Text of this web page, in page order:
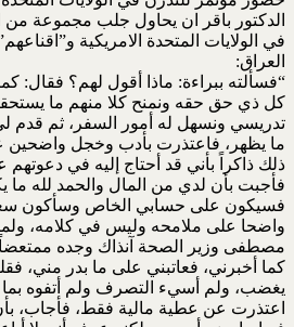
الدكتور باقر ان يحاول جلب مجموعة من
في الولايات المتحدة الامريكية
العراق:
“فسألته ببراءة: ماذا أقول لهم؟ فقال:
كل ذي حق حقه ونمنح كلا منهم ما
تدريسي ونسهل له أمور السفر، ثم
ما يظهر، فاعتذرت بأدب وخجل واضحين
ذلك ذاكراً بأني قد أحتاج إليه في
فأجبت بأن لدي من المال والحمد لله
فسيكون على حسابي الخاص وسأكون
واضحا على ملامحه وليس في كلامه،
مصطفى وزير الصحة آنذاك وجده ممتعضاً
كما أخبرني، فعاتبني على ما بدر مني،
يغضب، ولم أسيء التصرف ولم أتفوه بما
اعتذرت عن عطية مالية فقط، فأجاب،